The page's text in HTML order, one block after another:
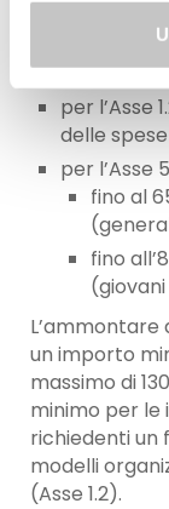
per gli Assi
per l’Asse
delle
per l’Asse
fino al
fino
un importo
massimo di
minimo per le
richiedenti un
modelli
(Asse 1.2).